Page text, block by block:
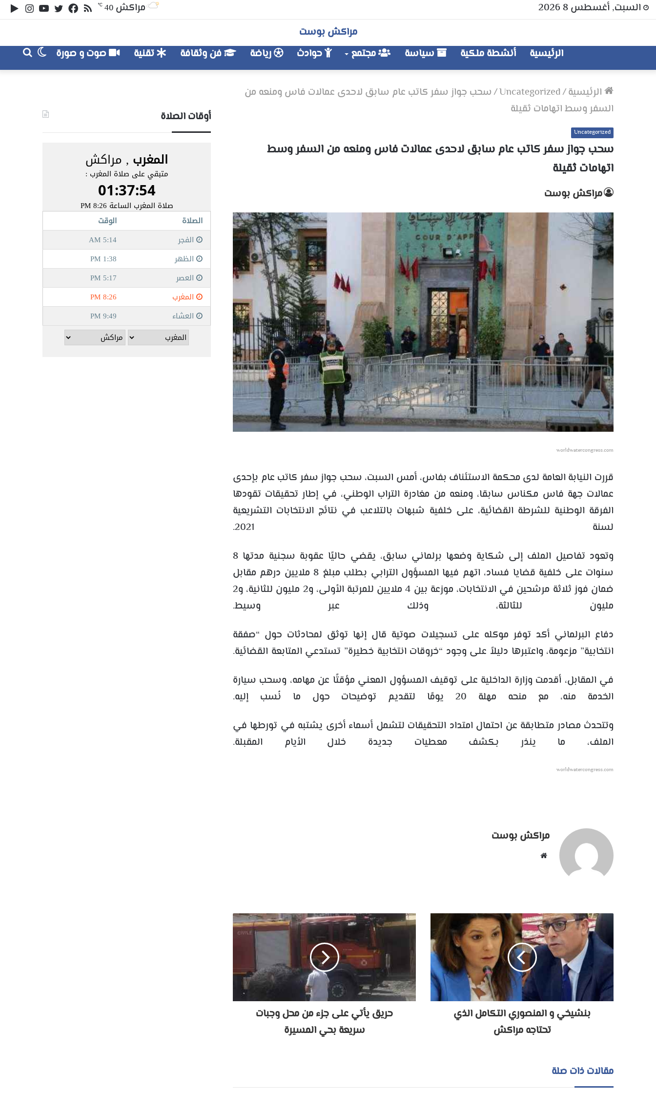
السبت, أغسطس 8 2026 يوتيوبتويتر
فيسبوكملخص
الموقع
مراكش 40
℃
مراكش بوست
الرئيسية
أنشطة ملكية سياسة مجتمع حوادث رياضة فن وثقافة تقنية صوت و صورة
بحث
عن
الوضع
المظلم
الرئيسية/
Uncategorized
/سحب جواز سفر كاتب عام سابق لاحدى عمالات فاس ومنعه من
السفر وسط اتهامات ثقيلة
Uncategorized
سحب جواز سفر كاتب عام سابق لاحدى عمالات فاس ومنعه من السفر وسط
اتهامات ثقيلة
مراكش بوست
worldwatercongress.com
قررت النيابة العامة لدى محكمة الاستئناف بفاس، أمس السبت، سحب جواز سفر كاتب عام بإحدى
عمالات جهة فاس مكناس سابقا، ومنعه من مغادرة التراب الوطني، في إطار تحقيقات تقودها
الفرقة الوطنية للشرطة القضائية، على خلفية شبهات بالتلاعب في نتائج الانتخابات التشريعية
لسنة 2021.
وتعود تفاصيل الملف إلى شكاية وضعها برلماني سابق، يقضي حاليًا عقوبة سجنية مدتها 8
سنوات على خلفية قضايا فساد، اتهم فيها المسؤول الترابي بطلب مبلغ 8 ملايين درهم مقابل
ضمان فوز ثلاثة مرشحين في الانتخابات، موزعة بين 4 ملايين للمرتبة الأولى، و2 مليون للثانية، و2
مليون للثالثة، وذلك عبر وسيط.
دفاع البرلماني أكد توفر موكله على تسجيلات صوتية قال إنها توثق لمحادثات حول “صفقة
انتخابية” مزعومة، واعتبرها دليلاً على وجود “خروقات انتخابية خطيرة” تستدعي المتابعة القضائية.
في المقابل، أقدمت وزارة الداخلية على توقيف المسؤول المعني مؤقتًا عن مهامه، وسحب سيارة
الخدمة منه، مع منحه مهلة 20 يومًا لتقديم توضيحات حول ما نُسب إليه.
وتتحدث مصادر متطابقة عن احتمال امتداد التحقيقات لتشمل أسماء أخرى يشتبه في تورطها في
الملف، ما ينذر بكشف معطيات جديدة خلال الأيام المقبلة.
worldwatercongress.com
مراكش بوست
بنشيخي و المنصوري التكامل الذي
تحتاجه مراكش
حريق يأتي على جزء من محل وجبات
سريعة بحي المسيرة
مقالات ذات صلة
أوقات الصلاة